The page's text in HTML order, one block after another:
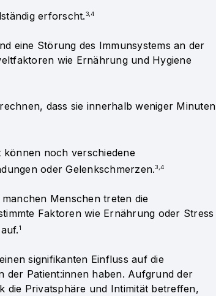
erforscht.3,4
eine Störung des Immunsystems an der
wie Ernährung und Hygiene
dass sie innerhalb weniger Minuten
können noch verschiedene
oder Gelenkschmerzen.3,4
Menschen treten die
Faktoren wie Ernährung oder Stress
1
signifikanten Einfluss auf die
der Patient:innen haben. Aufgrund der
die Privatsphäre und Intimität betreffen,